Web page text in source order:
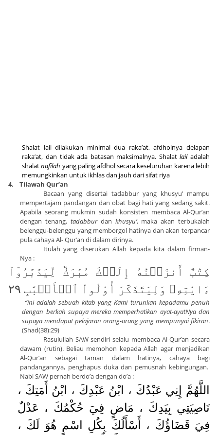
Shalat lail dilakukan minimal dua raka’at, afdholnya delapan
raka’at, dan tidak ada batasan maksimalnya. Shalatlailadalah
shalatnafilah yang paling afdhol secara keseluruhan karena lebih
memungkinkan untuk ikhlas dan jauh dari sifat riya
4.
Tilawah Qur’an
Bacaan yang disertai tadabbur yang khusyu’ mampu
mempertajam pandangan dan obat bagi hati yang sedang sakit.
Apabila seorang mukmin sudah konsisten membaca Al-Qur’an
dengan tenang, tadabburdan khusyu’, maka akan terbukalah
belenggu-belenggu yang memborgol hatinya dan akan terpancar
pula cahaya Al- Qur’an di dalam dirinya.
Itulah yang diserukan Allah kepada kita dalam firman-
Nya :
كِتَٰبٌ أَنزَلۡنَٰهُ إِلَيۡكَ مُبَٰرَكٞ لِّيَدَّبَّرُوٓاْ
ءَايَٰتِهِۦ وَلِيَتَذَكَّرَ أُوْلُواْ ٱلۡأَلۡبَٰبِ ٢٩
“ini adalah sebuah kitab yang Kami turunkan kepadamu penuh
dengan berkah supaya mereka memperhatikan ayat-ayatNya dan
supaya mendapat pelajaran orang-orang yang mempunyai fikiran.
(Shad(38):29)
Rasulullah SAW sendiri selalu membaca Al-Qur’an secara
dawam (rutin). Beliau memohon kepada Allah agar menjadikan
Al-Qur’an sebagai taman dalam hatinya, cahaya bagi
pandangannya, penghapus duka dan pemusnah kebingungan.
Nabi SAW pernah berdo’a dengan do’a :
اللَّهُمَّ إِنِي عَبْدُكَ ، ابْنُ عَبْدِكَ ، ابْنُ أَمَتِكَ ،
نَاصِيَتِي بِيَدِكَ ، مَاضٍ فِيَ حُكْمُكَ ، عَدْلٌ
فِيَ قَضَاؤُكَ ، أَسْأَلُكَ بِكُلِ اسْمٍ هُوَ لَكَ ،